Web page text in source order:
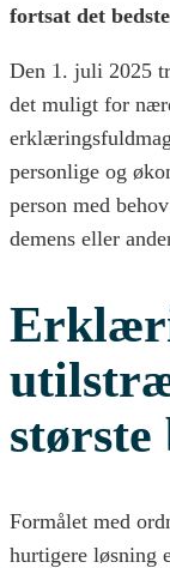
fortsat det
Den 1. juli 2025
det muligt for
personlige og
person med
demens eller
største
Formålet med
hurtigere løsning